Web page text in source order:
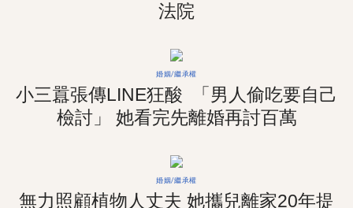
法院
婚姻/繼承權
小三囂張傳LINE狂酸 「男人偷吃要自己
檢討」 她看完先離婚再討百萬
婚姻/繼承權
無力照顧植物人丈夫 她攜兒離家20年提